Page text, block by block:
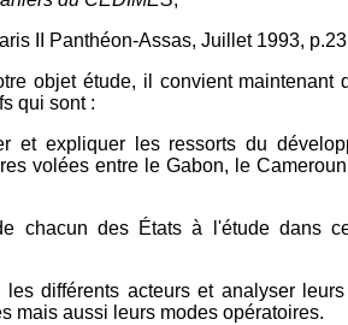
II Panthéon-Assas, Juillet 1993,
objet étude, il convient maintenant
qui sont :
et expliquer les ressorts du
volées entre le Gabon, le
chacun des États à l'étude dans
les différents acteurs et analyser
mais aussi leurs modes opératoires.